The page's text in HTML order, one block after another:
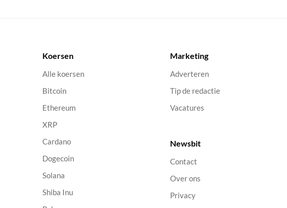
Koersen
Alle koersen
Bitcoin
Ethereum
XRP
Cardano
Dogecoin
Solana
Shiba Inu
Marketing
Adverteren
Tip de redactie
Vacatures
Newsbit
Contact
Over ons
Privacy